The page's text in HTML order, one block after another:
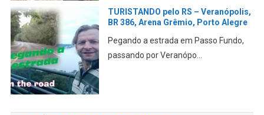
ENCONTREI os AMIGOS do QUARTE
26 anos DEPOIS
Reencontrar amigos que você não vê a
muito tempo sempre...